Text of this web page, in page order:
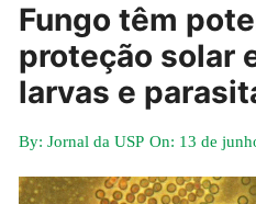
Fungo têm
proteção solar
larvas e
By: Jornal da USP On: 13 de